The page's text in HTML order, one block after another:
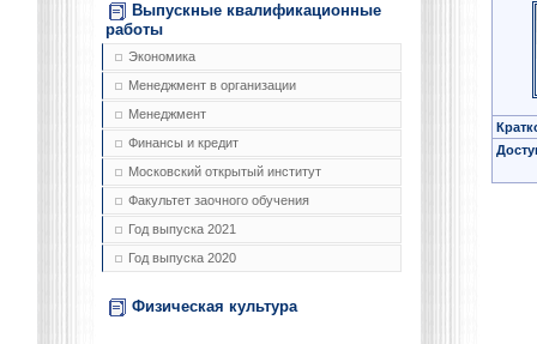
Выпускные квалификационные
работы
Экономика
Менеджмент в организации
Менеджмент
Финансы и кредит
Московский открытый институт
Факультет заочного обучения
Год выпуска 2021
Год выпуска 2020
Физическая культура